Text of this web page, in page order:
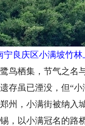
宁良庆区小满坡竹
栖集，节气之名
存虽已湮没，但“
州，小满街被纳入
，以小满冠名的路